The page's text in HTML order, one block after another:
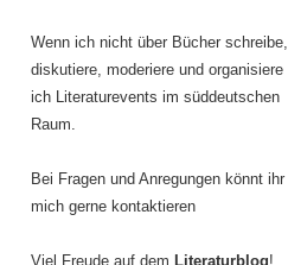
Wenn ich nicht über Bücher schreibe,
diskutiere, moderiere und organisiere
ich Literaturevents im süddeutschen
Raum.
Bei Fragen und Anregungen könnt ihr
mich gerne kontaktieren
Viel Freude auf dem Literaturblog!